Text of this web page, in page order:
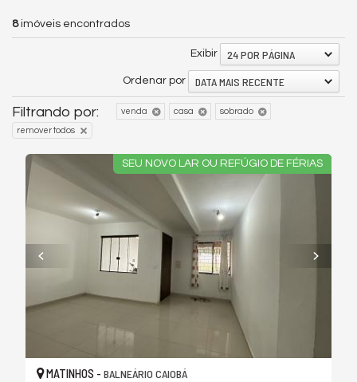
8imóveis encontrados
Exibir 24 POR PÁGINA
Ordenar por DATA MAIS RECENTE
Filtrando por: venda casa sobrado
remover todos
SEU NOVO LAR OU REFÚGIO DE FÉRIAS
MATINHOS - BALNEÁRIO CAIOBÁ